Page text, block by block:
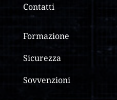
Contatti
Formazione
Sicurezza
Sovvenzioni